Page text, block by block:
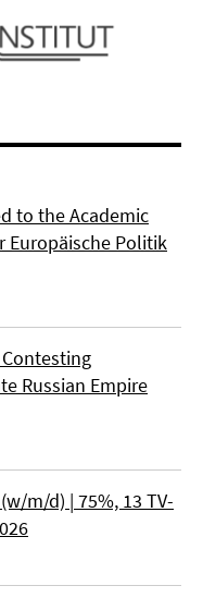
to the Academic
Europäische Politik
Russian Empire
m/d) | 75%, 13 TV-